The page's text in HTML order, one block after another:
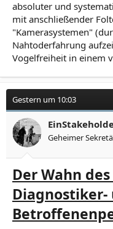
absoluter und
mit anschließender
"Kamerasystemen"
Nahtoderfahrung
Vogelfreiheit in einem
Gestern um 10:03
Geheimer
Der Wahn
Diagnostiker-